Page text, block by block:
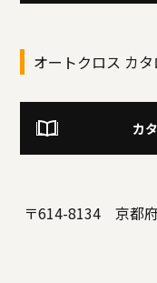
オートクロス カ
カ
〒614-8134 京都